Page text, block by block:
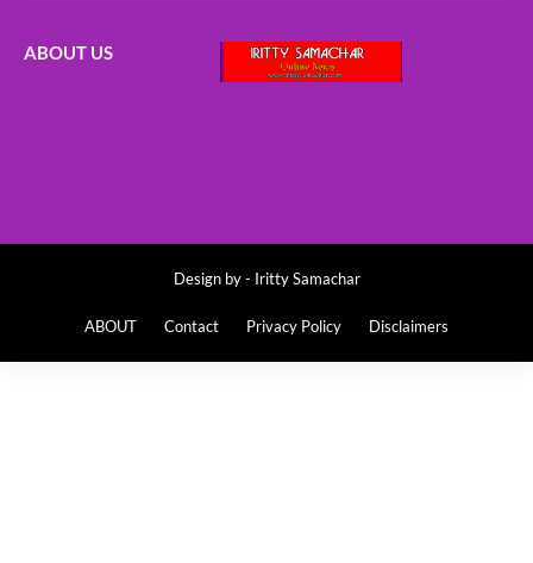
ABOUT US
Design by - Iritty Samachar
ABOUT Contact Privacy Policy Disclaimers